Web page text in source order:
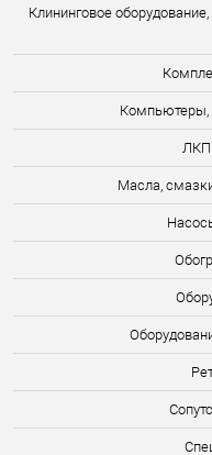
Клининговое
Компьютеры,
ЛКП
Масла,